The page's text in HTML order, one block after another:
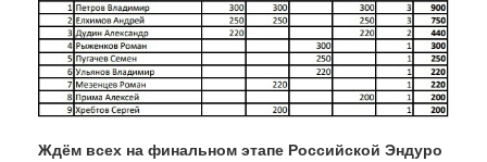
Ждём всех на финальном этапе Российской Эндуро